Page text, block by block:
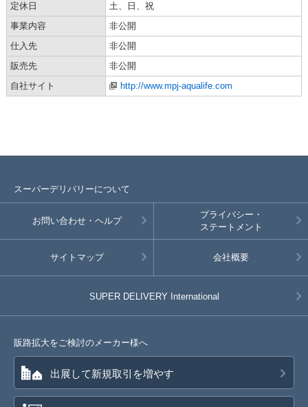
定休日
土、日、祝
事業内容
非公開
仕入先
非公開
販売先
非公開
自社サイト
http://www.mpj-aqualife.com
スーパーデリバリーについて
お問い合わせ・ヘルプ
プライバシー・
ステートメント
サイトマップ 会社概要
SUPER DELIVERY International
販路拡大をご検討のメーカー様へ
出展して新規取引を増やす